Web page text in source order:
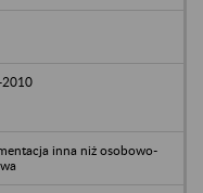
inna niż osobowo-